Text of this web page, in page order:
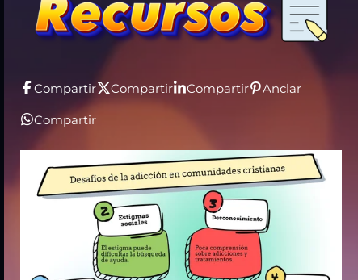
Compartir Compartir Compartir Anclar
Compartir